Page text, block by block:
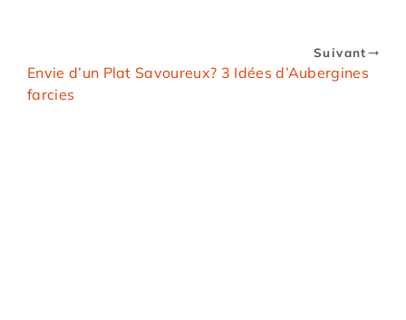
Suivant
Envie d’un Plat Savoureux? 3 Idées d’Aubergines
farcies